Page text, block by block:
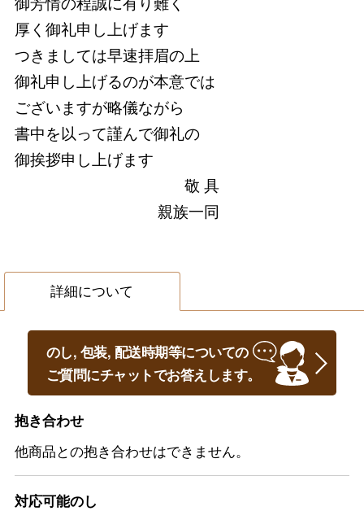
厚く御礼申し上げます
つきましては早速拝眉の上
御礼申し上げるのが本意では
ございますが略儀ながら
書中を以って謹んで御礼の
御挨拶申し上げます
敬 具
親族一同
詳細について
のし, 包装, 配送時期等についての
ご質問にチャットでお答えします。
抱き合わせ
他商品との抱き合わせはできません。
対応可能のし